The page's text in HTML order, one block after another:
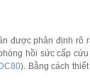
được phân định rõ
hồi sức cấp
). Bằng cách